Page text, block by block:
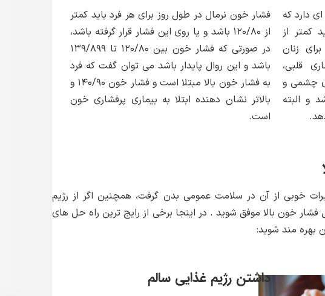
دارد که
کمتر از
برای زنان
قلبی،
چشمی و
و البته
فشار خون نرمال در طول روز برای هر فرد باید کمتر
از ۱۲۰/۸۰ باشد و یا روی این فشار قرار گرفته باشد،
در صورتی که فشار خون بین ۱۲۰/۸۰ تا ۱۳۹/۸۹۹
باشد و این روال پایدار باشد می توان گفت که فرد
به فشار خون بالا مبتلا است و فشار خون ۱۴۰/۹۰ و
بالاتر نشان دهنده ابتلا به بیماری پرفشاری خون
است.
خوبی از آن در سلامت عمومی بدن گرفت، همچنین اگر از رژیم
خون بالا موفق شوید . در اینجا برخی از رایج ترین راه حل های
بهره مند شوید:
داشتن رژیم غذایی سالم